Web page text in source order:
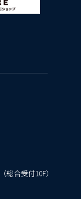
合受付10F）